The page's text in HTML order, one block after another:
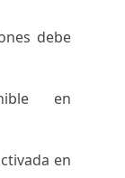
debe
en
en